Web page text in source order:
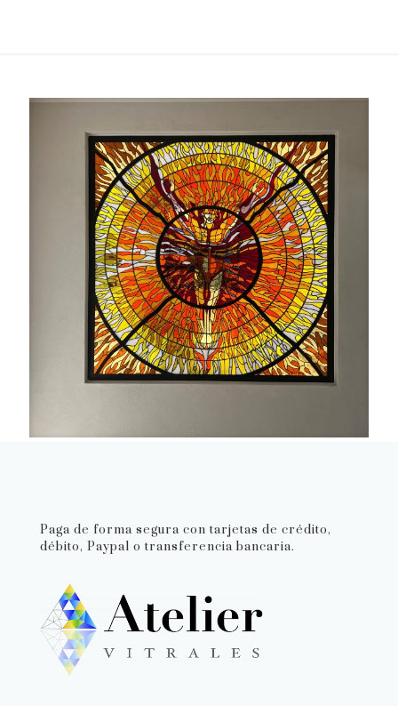
Paga de forma segura con tarjetas de crédito,
débito, Paypal o transferencia bancaria.